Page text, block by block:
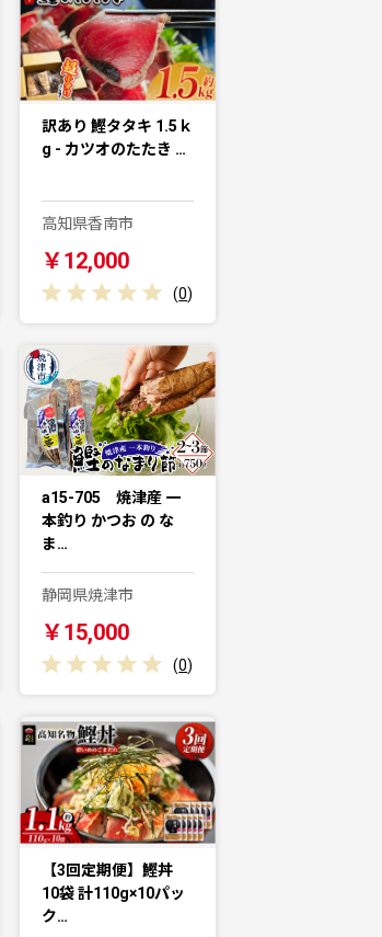
訳あり 鰹タタキ 1.5ｋ
g - カツオのたたき …
高知県香南市
￥12,000
(0)
a15-705 焼津産 一
本釣り かつお の な
ま…
静岡県焼津市
￥15,000
(0)
【3回定期便】鰹丼
10袋 計110g×10パッ
ク…